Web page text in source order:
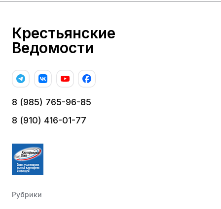
Крестьянские
Ведомости
8 (985) 765-96-85
8 (910) 416-01-77
Рубрики